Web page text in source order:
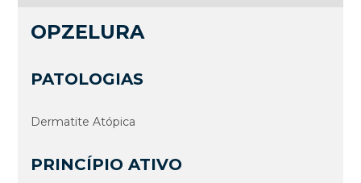
OPZELURA
PATOLOGIAS
Dermatite Atópica
PRINCÍPIO ATIVO